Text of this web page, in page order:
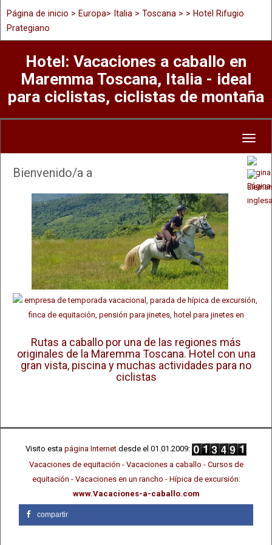
Página de inicio > Europa> Italia > Toscana > > Hotel Rifugio
Prategiano
Hotel: Vacaciones a caballo en
Maremma Toscana, Italia - ideal
para ciclistas, ciclistas de montaña
Toggle
Bienvenido/a a
Rutas a caballo por una de las regiones más
originales de la Maremma Toscana. Hotel con una
gran vista, piscina y muchas actividades para no
ciclistas
Visito esta página Internet desde el 01.01.2009:
Vacaciones de equitación - Vacaciones a caballo - Cursos de
equitación - Vacaciones en un rancho - Hípica de excursión:
www.Vacaciones-a-caballo.com
compartir